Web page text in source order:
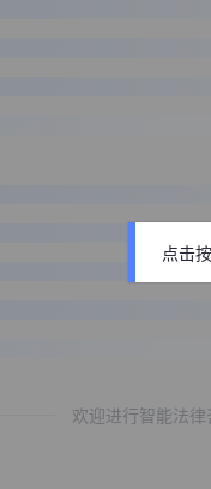
欢迎进行智能法律
点击